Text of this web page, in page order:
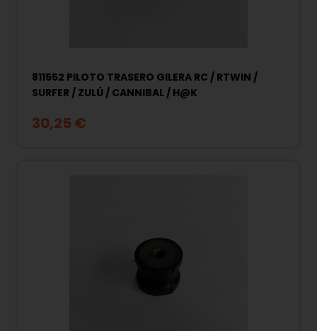
811552 PILOTO TRASERO GILERA RC / RTWIN /
SURFER / ZULÚ / CANNIBAL / H@K
30,25 €